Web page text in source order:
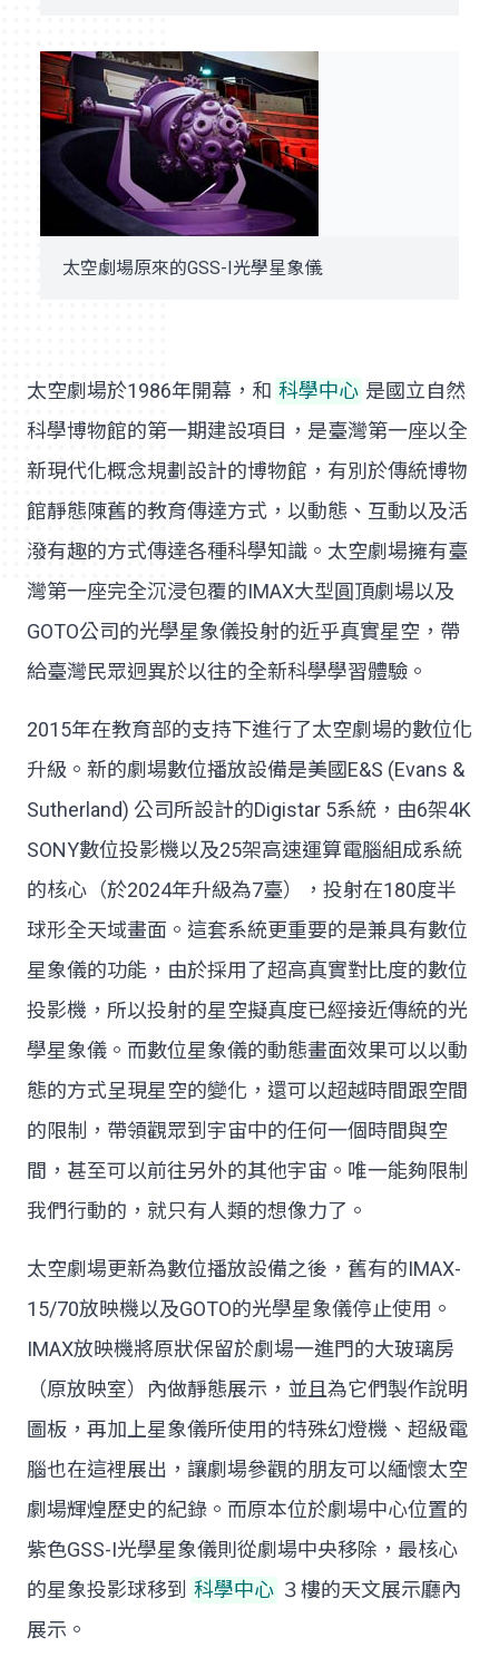
太空劇場原來的GSS-I光學星象儀
太空劇場於1986年開幕，和 科學中心 是國立自然
科學博物館的第一期建設項目，是臺灣第一座以全
新現代化概念規劃設計的博物館，有別於傳統博物
館靜態陳舊的教育傳達方式，以動態、互動以及活
潑有趣的方式傳達各種科學知識。太空劇場擁有臺
灣第一座完全沉浸包覆的IMAX大型圓頂劇場以及
GOTO公司的光學星象儀投射的近乎真實星空，帶
給臺灣民眾迥異於以往的全新科學學習體驗。
2015年在教育部的支持下進行了太空劇場的數位化
升級。新的劇場數位播放設備是美國E&S (Evans &
Sutherland) 公司所設計的Digistar 5系統，由6架4K
SONY數位投影機以及25架高速運算電腦組成系統
的核心（於2024年升級為7臺），投射在180度半
球形全天域畫面。這套系統更重要的是兼具有數位
星象儀的功能，由於採用了超高真實對比度的數位
投影機，所以投射的星空擬真度已經接近傳統的光
學星象儀。而數位星象儀的動態畫面效果可以以動
態的方式呈現星空的變化，還可以超越時間跟空間
的限制，帶領觀眾到宇宙中的任何一個時間與空
間，甚至可以前往另外的其他宇宙。唯一能夠限制
我們行動的，就只有人類的想像力了。
太空劇場更新為數位播放設備之後，舊有的IMAX-
15/70放映機以及GOTO的光學星象儀停止使用。
IMAX放映機將原狀保留於劇場一進門的大玻璃房
（原放映室）內做靜態展示，並且為它們製作說明
圖板，再加上星象儀所使用的特殊幻燈機、超級電
腦也在這裡展出，讓劇場參觀的朋友可以緬懷太空
劇場輝煌歷史的紀錄。而原本位於劇場中心位置的
紫色GSS-I光學星象儀則從劇場中央移除，最核心
的星象投影球移到 科學中心 ３樓的天文展示廳內
展示。